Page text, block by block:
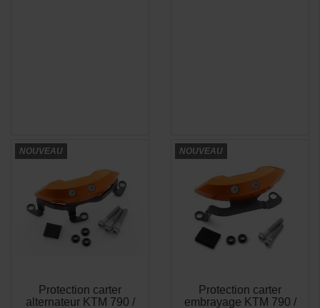
NOUVEAU
Protection carter
alternateur KTM 790 /
NOUVEAU
Protection carter
embrayage KTM 790 /
 APERÇU
APERÇU